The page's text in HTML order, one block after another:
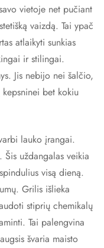
vietoje net pučiant
vaizdą. Tai ypač
atlaikyti sunkias
ir stilingai.
Jis nebijo nei šalčio,
kepsninei bet kokiu
lauko įrangai.
uždangalas veikia
visą dieną.
Grilis išlieka
stiprių chemikalų
Tai palengvina
švaria maisto